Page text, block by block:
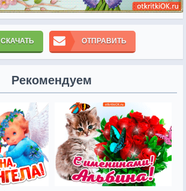
СКАЧАТЬ ОТПРАВИТЬ
Рекомендуем